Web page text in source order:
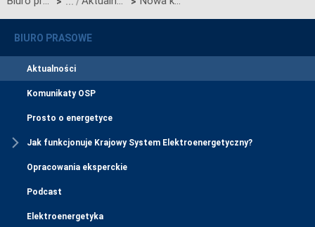
BIURO PRASOWE
Aktualności
Komunikaty OSP
Prosto o energetyce
Jak funkcjonuje Krajowy System Elektroenergetyczny?
Opracowania eksperckie
Podcast
Elektroenergetyka